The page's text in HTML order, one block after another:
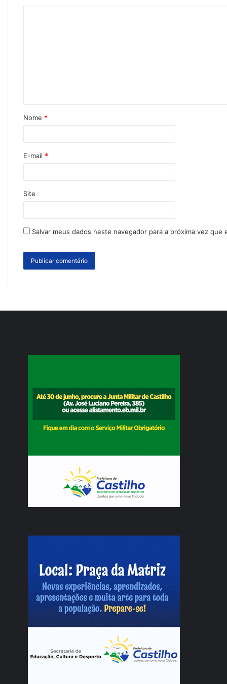
Nome *
E-mail *
Site
Salvar meus dados neste navegador para a próxima vez que